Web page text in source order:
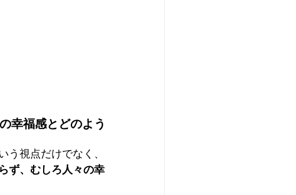
幸福感とどのよう
う視点だけでなく、
ず、むしろ人々の幸